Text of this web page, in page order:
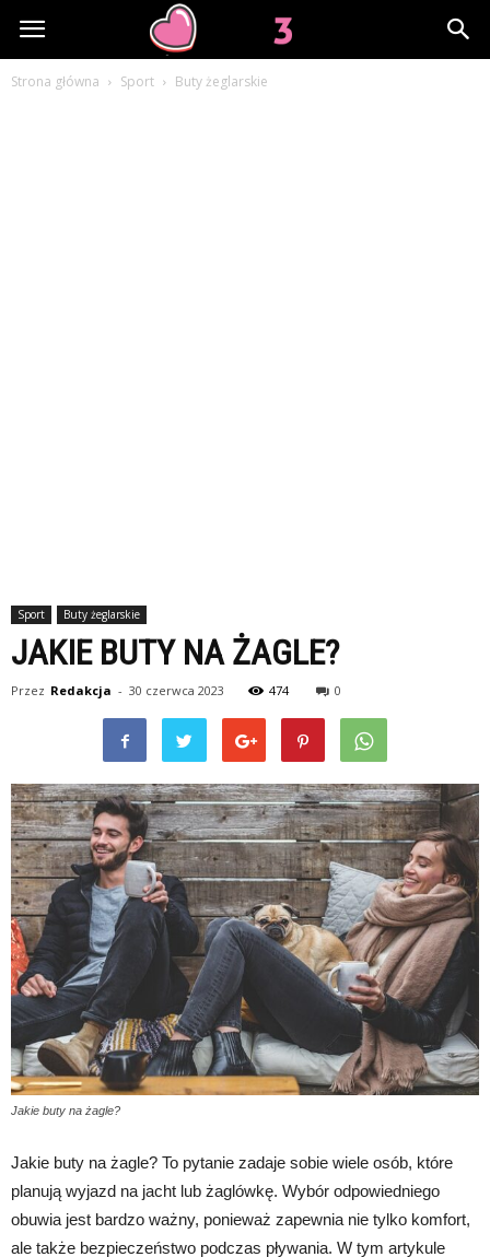
Lov3.pl
Strona główna Sport Buty żeglarskie
Sport Buty żeglarskie
JAKIE BUTY NA ŻAGLE?
Przez Redakcja - 30 czerwca 2023 474 0
Jakie buty na żagle?
Jakie buty na żagle? To pytanie zadaje sobie wiele osób, które
planują wyjazd na jacht lub żaglówkę. Wybór odpowiedniego
obuwia jest bardzo ważny, ponieważ zapewnia nie tylko komfort,
ale także bezpieczeństwo podczas pływania. W tym artykule